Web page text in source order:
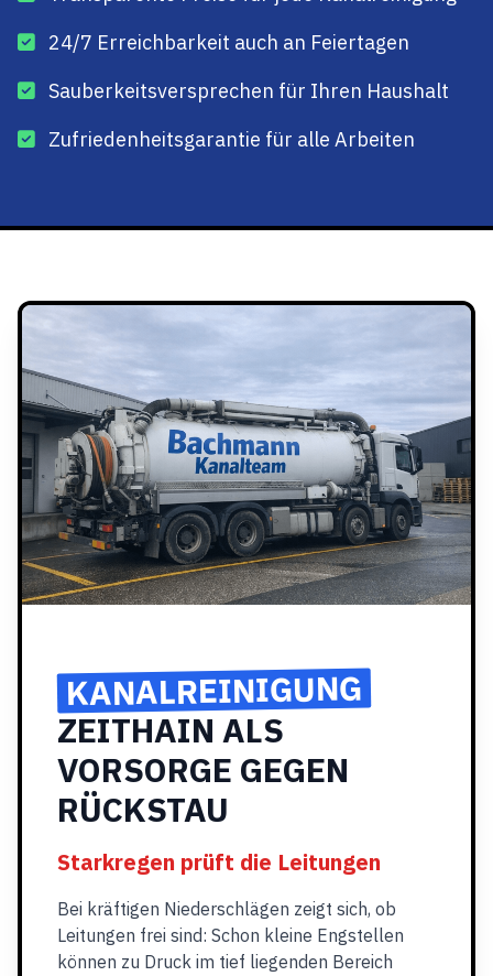
24/7 Erreichbarkeit auch an Feiertagen
Sauberkeitsversprechen für Ihren Haushalt
Zufriedenheitsgarantie für alle Arbeiten
KANALREINIGUNG
ZEITHAIN ALS
VORSORGE GEGEN
RÜCKSTAU
Starkregen prüft die Leitungen
Bei kräftigen Niederschlägen zeigt sich, ob
Leitungen frei sind: Schon kleine Engstellen
können zu Druck im tief liegenden Bereich